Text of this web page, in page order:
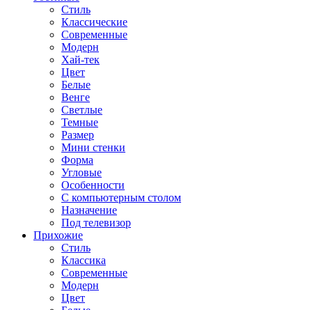
Стиль
Классические
Современные
Модерн
Хай-тек
Цвет
Белые
Венге
Светлые
Темные
Размер
Мини стенки
Форма
Угловые
Особенности
С компьютерным столом
Назначение
Под телевизор
Прихожие
Стиль
Классика
Современные
Модерн
Цвет